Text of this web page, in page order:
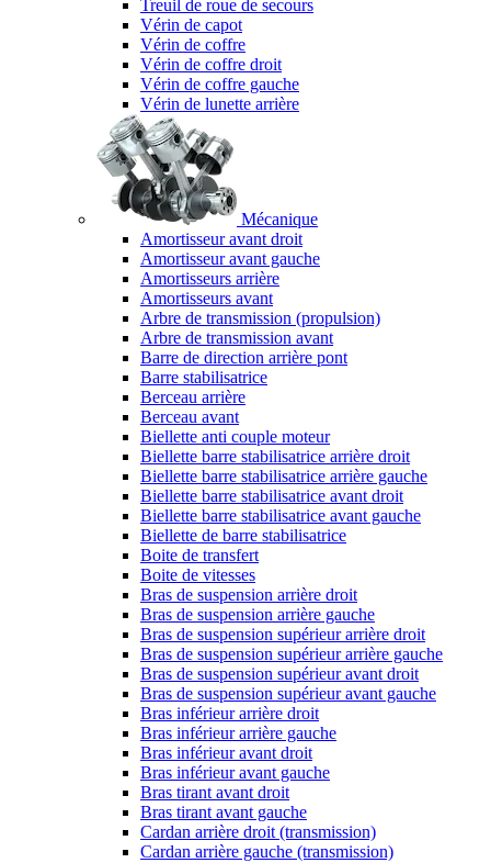
Treuil de roue de secours
Vérin de capot
Vérin de coffre
Vérin de coffre droit
Vérin de coffre gauche
Vérin de lunette arrière
Mécanique
Amortisseur avant droit
Amortisseur avant gauche
Amortisseurs arrière
Amortisseurs avant
Arbre de transmission (propulsion)
Arbre de transmission avant
Barre de direction arrière pont
Barre stabilisatrice
Berceau arrière
Berceau avant
Biellette anti couple moteur
Biellette barre stabilisatrice arrière droit
Biellette barre stabilisatrice arrière gauche
Biellette barre stabilisatrice avant droit
Biellette barre stabilisatrice avant gauche
Biellette de barre stabilisatrice
Boite de transfert
Boite de vitesses
Bras de suspension arrière droit
Bras de suspension arrière gauche
Bras de suspension supérieur arrière droit
Bras de suspension supérieur arrière gauche
Bras de suspension supérieur avant droit
Bras de suspension supérieur avant gauche
Bras inférieur arrière droit
Bras inférieur arrière gauche
Bras inférieur avant droit
Bras inférieur avant gauche
Bras tirant avant droit
Bras tirant avant gauche
Cardan arrière droit (transmission)
Cardan arrière gauche (transmission)